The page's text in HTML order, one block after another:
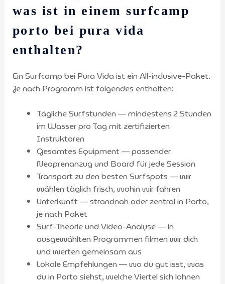
was ist in einem surfcamp
porto bei pura vida
enthalten?
Ein Surfcamp bei Pura Vida ist ein All-inclusive-Paket.
Je nach Programm ist folgendes enthalten:
Tägliche Surfstunden — mindestens 2 Stunden
im Wasser pro Tag mit zertifizierten
Instruktoren
Gesamtes Equipment — passender
Neoprenanzug und Board für jede Session
Transport zu den besten Surfspots — wir
wählen täglich frisch, wohin wir fahren
Unterkunft — strandnah oder zentral in Porto,
je nach Paket
Surf-Theorie und Video-Analyse — in
ausgewählten Programmen filmen wir dich
und werten gemeinsam aus
Lokale Empfehlungen — wo du gut isst, was
du in Porto siehst, welche Viertel sich lohnen